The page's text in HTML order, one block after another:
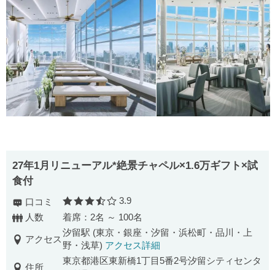
27年1月リニューアル*絶景チャペル×1.6万ギフト×試
食付
口コミ 口コミ評価
3.9
人数
着席：2名 ～ 100名
アクセス
汐留駅 (東京・銀座・汐留・浜松町・品川・上
野・浅草) アクセス詳細
住所
東京都港区東新橋1丁目5番2号汐留シティセンタ